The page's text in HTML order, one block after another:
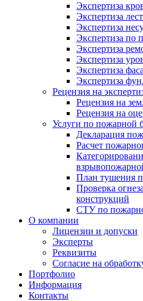
Экспертиза
Экспертиза
Экспертиза
Экспертиза по
Экспертиза
Экспертиза
Экспертиза
Экспертиза
Рецензия на
Рецензия на
Рецензия на
Услуги по пожарной
Декларация
Расчет
План тушения
Проверка
конструкций
СТУ по
О компании
Лицензии и допуски
Эксперты
Реквизиты
Согласие на
Портфолио
Информация
Контакты